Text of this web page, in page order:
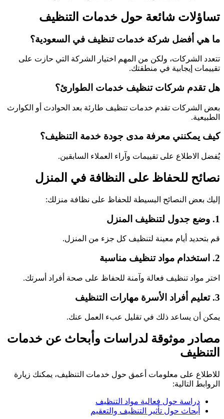
تساؤلات شائعة حول خدمات التنظيف
ما هي أفضل شركة خدمات تنظيف في السعودية؟
تتعدد الشركات، ولكن من المهم اختيار الشركة التي حازت على
تقييمات إيجابية في منطقتك.
هل تقدم شركات تنظيف خدمات الطوارئ؟
بعض الشركات تقدم خدمات تنظيف طارئة بعد الحوادث أو الكوارث
الطبيعية.
كيف يمكنني معرفة مدى جودة خدمة التنظيف؟
يُفضل الاطلاع على تقييمات وآراء العملاء السابقين.
نصائح للحفاظ على النظافة في المنزل
إليك بعض النصائح البسيطة للحفاظ على نظافة منزلك:
1. وضع جدول لتنظيف المنزل
قم بتحديد أيام معينة لتنظيف كل جزء من المنزل.
2. استخدام مواد تنظيف مناسبة
اختر مواد تنظيف فعالة وآمنة للحفاظ على صحة أفراد أسرتك.
3. تعليم أفراد الأسرة مهارات التنظيف
يمكن أن يساعد ذلك في تقليل عبء العمل عنك.
مصادر موثوقة لدراسات وأبحاث عن خدمات
التنظيف
للاطلاع على معلومات أعمق حول خدمات التنظيف، يمكنك زيارة
الروابط التالية:
دراسة حول فعالية مواد التنظيف
أبحاث حول تأثير التنظيف والتعقيم